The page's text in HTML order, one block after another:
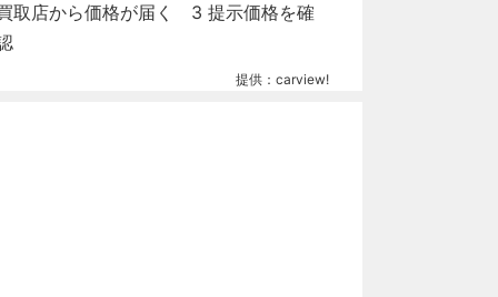
提供：carview!